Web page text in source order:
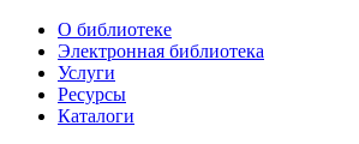
О библиотеке
Электронная библиотека
Услуги
Ресурсы
Каталоги